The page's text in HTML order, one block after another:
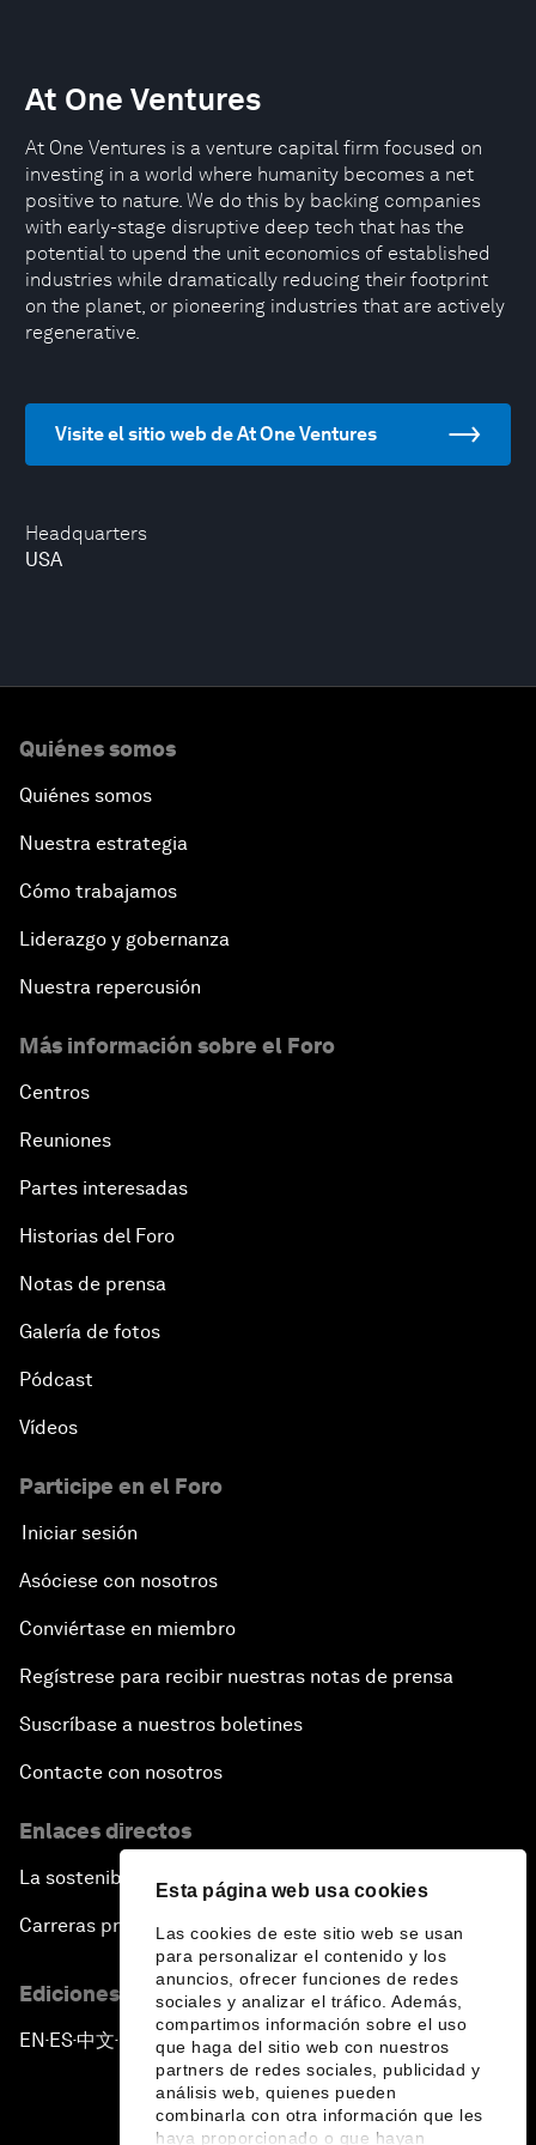
Esta página web usa cookies
Las cookies de este sitio web se usan
para personalizar el contenido y los
anuncios, ofrecer funciones de redes
sociales y analizar el tráfico. Además,
compartimos información sobre el uso
que haga del sitio web con nuestros
partners de redes sociales, publicidad y
análisis web, quienes pueden
combinarla con otra información que les
haya proporcionado o que hayan
Headquarters
USA
At One Ventures
At One Ventures is a venture capital firm focused on
investing in a world where humanity becomes a net
positive to nature. We do this by backing companies
with early-stage disruptive deep tech that has the
potential to upend the unit economics of established
industries while dramatically reducing their footprint
on the planet, or pioneering industries that are actively
regenerative.
Visite el sitio web de At One Ventures
Quiénes somos
Quiénes somos
Nuestra estrategia
Cómo trabajamos
Liderazgo y gobernanza
Nuestra repercusión
Más información sobre el Foro
Centros
Reuniones
Partes interesadas
Historias del Foro
Notas de prensa
Galería de fotos
Pódcast
Vídeos
Participe en el Foro
Iniciar sesión
Asóciese con nosotros
Conviértase en miembro
Regístrese para recibir nuestras notas de prensa
Suscríbase a nuestros boletines
Contacte con nosotros
Enlaces directos
La sostenibilidad en el Foro
Carreras profesionales
Ediciones en otros idiomas
EN ▪ES▪中文▪ 日本語